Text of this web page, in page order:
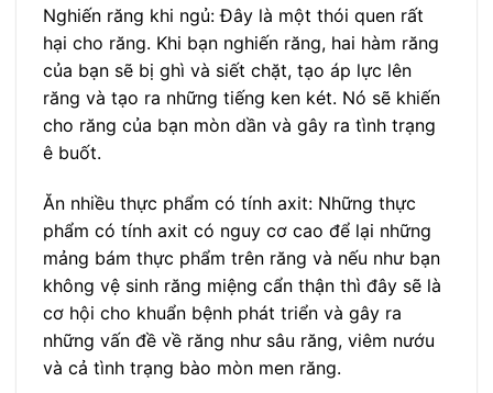
Nghiến răng khi ngủ: Đây là một thói quen rất
hại cho răng. Khi bạn nghiến răng, hai hàm răng
của bạn sẽ bị ghì và siết chặt, tạo áp lực lên
răng và tạo ra những tiếng ken két. Nó sẽ khiến
cho răng của bạn mòn dần và gây ra tình trạng
ê buốt.
Ăn nhiều thực phẩm có tính axit: Những thực
phẩm có tính axit có nguy cơ cao để lại những
mảng bám thực phẩm trên răng và nếu như bạn
không vệ sinh răng miệng cẩn thận thì đây sẽ là
cơ hội cho khuẩn bệnh phát triển và gây ra
những vấn đề về răng như sâu răng, viêm nướu
và cả tình trạng bào mòn men răng.